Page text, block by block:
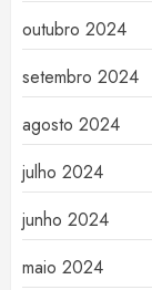
outubro 2024
setembro 2024
agosto 2024
julho 2024
junho 2024
maio 2024